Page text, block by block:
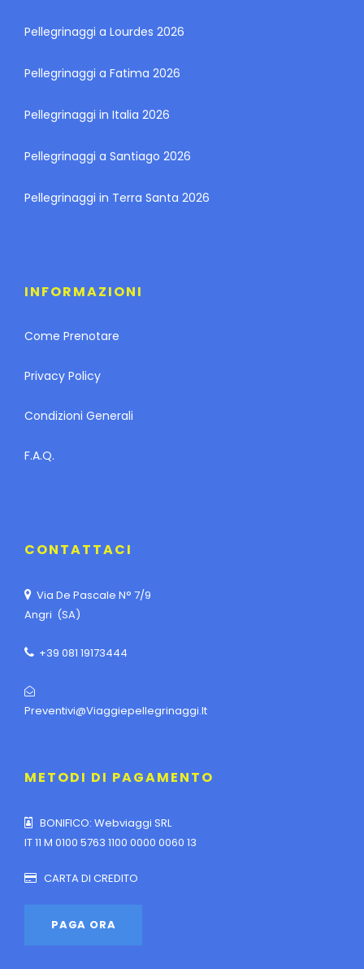
Pellegrinaggi a Lourdes 2026
Pellegrinaggi a Fatima 2026
Pellegrinaggi in Italia 2026
Pellegrinaggi a Santiago 2026
Pellegrinaggi in Terra Santa 2026
INFORMAZIONI
Come Prenotare
Privacy Policy
Condizioni Generali
F.A.Q.
CONTATTACI
Via De Pascale N° 7/9
Angri (SA)
+39 081 19173444
Preventivi@viaggiepellegrinaggi.it
METODI DI PAGAMENTO
BONIFICO: Webviaggi SRL
IT 11 M 0100 5763 1100 0000 0060 13
CARTA DI CREDITO